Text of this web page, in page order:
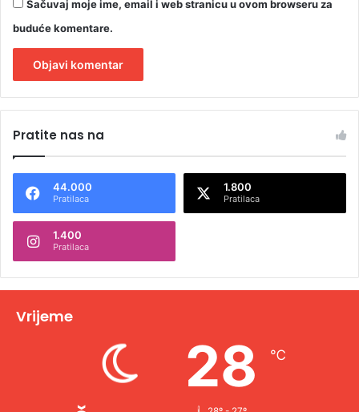
Sačuvaj moje ime, email i web stranicu u ovom browseru za
buduće komentare.
t
n
t
v
Pratite nas na
44.000
Pratilaca
1.800
Pratilaca
1.400
Pratilaca
Vrijeme
28 ℃